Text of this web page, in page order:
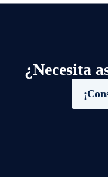
¿Necesita